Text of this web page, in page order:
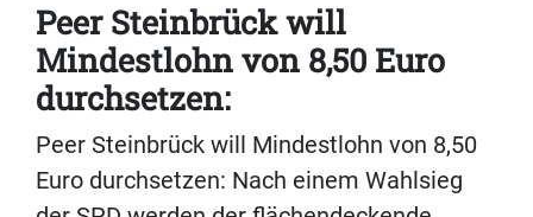
Peer Steinbrück will
Mindestlohn von 8,50 Euro
durchsetzen:
Peer Steinbrück will Mindestlohn von 8,50
Euro durchsetzen: Nach einem Wahlsieg